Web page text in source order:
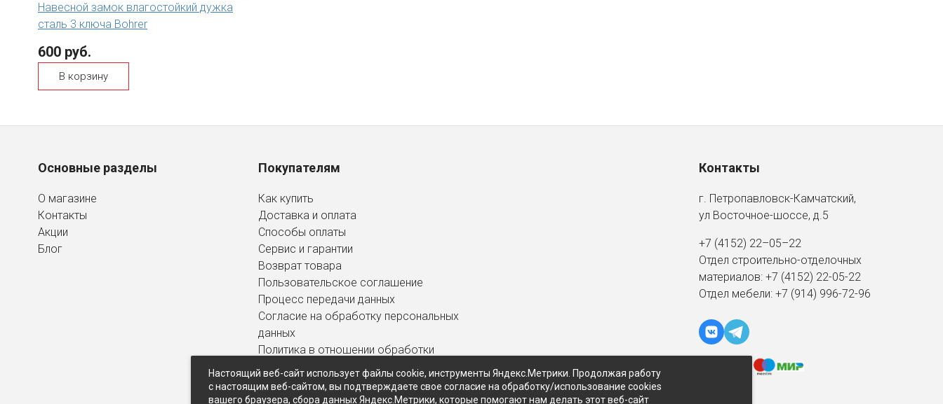
Навесной замок влагостойкий дужка
сталь 3 ключа Bohrer
600 руб.
В корзину
Основные разделы
О магазине
Контакты
Акции
Блог
Покупателям
Как купить
Доставка и оплата
Способы оплаты
Сервис и гарантии
Возврат товара
Пользовательское соглашение
Процесс передачи данных
Согласие на обработку персональных
данных
Политика в отношении обработки
персональных данных
Контакты
г. Петропавловск-Камчатский,
ул Восточное-шоссе, д.5
+7 (4152) 22–05–22
Отдел строительно-отделочных
материалов: +7 (4152) 22-05-22
Отдел мебели: +7 (914) 996-72-96
Настоящий веб-сайт использует файлы cookie, инструменты Яндекс.Метрики. Продолжая работу
с настоящим веб-сайтом, вы подтверждаете свое согласие на обработку/использование cookies
вашего браузера, сбора данных Яндекс.Метрики, которые помогают нам делать этот веб-сайт